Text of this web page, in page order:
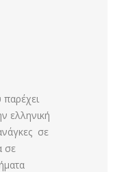
ελληνική
σε
σε